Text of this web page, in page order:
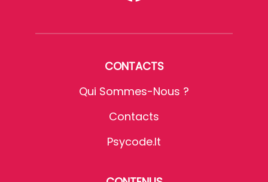
CONTACTS
Qui Sommes-Nous ?
Contacts
Psycode.it